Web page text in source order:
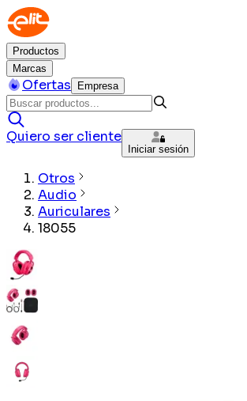
Productos
Marcas
Ofertas Empresa
Quiero ser cliente
Iniciar sesión
Otros
Audio
Auriculares
18055